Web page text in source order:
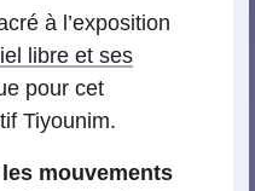
à l’exposition
libre et ses
pour cet
Tiyounim.
mouvements